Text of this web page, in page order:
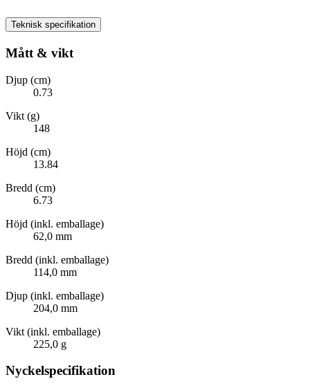
Teknisk specifikation
Mått & vikt
Djup (cm)
0.73
Vikt (g)
148
Höjd (cm)
13.84
Bredd (cm)
6.73
Höjd (inkl. emballage)
62,0 mm
Bredd (inkl. emballage)
114,0 mm
Djup (inkl. emballage)
204,0 mm
Vikt (inkl. emballage)
225,0 g
Nyckelspecifikation